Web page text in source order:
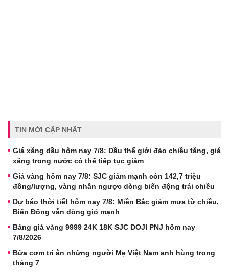
TIN MỚI CẬP NHẬT
Giá xăng dầu hôm nay 7/8: Dầu thế giới đảo chiều tăng, giá
xăng trong nước có thể tiếp tục giảm
Giá vàng hôm nay 7/8: SJC giảm mạnh còn 142,7 triệu
đồng/lượng, vàng nhẫn ngược dòng biến động trái chiều
Dự báo thời tiết hôm nay 7/8: Miền Bắc giảm mưa từ chiều,
Biển Đông vẫn dông gió mạnh
Bảng giá vàng 9999 24K 18K SJC DOJI PNJ hôm nay
7/8/2026
Bữa cơm tri ân những người Mẹ Việt Nam anh hùng trong
tháng 7